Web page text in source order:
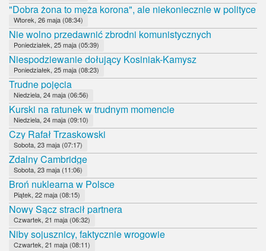
"Dobra żona to męża korona", ale niekoniecznie w polityce
Wtorek, 26 maja (08:34)
Nie wolno przedawnić zbrodni komunistycznych
Poniedziałek, 25 maja (05:39)
Niespodziewanie dołujący Kosiniak-Kamysz
Poniedziałek, 25 maja (08:23)
Trudne pojęcia
Niedziela, 24 maja (06:56)
Kurski na ratunek w trudnym momencie
Niedziela, 24 maja (09:10)
Czy Rafał Trzaskowski
Sobota, 23 maja (07:17)
Zdalny Cambridge
Sobota, 23 maja (11:06)
Broń nuklearna w Polsce
Piątek, 22 maja (08:15)
Nowy Sącz stracił partnera
Czwartek, 21 maja (06:32)
Niby sojusznicy, faktycznie wrogowie
Czwartek, 21 maja (08:11)